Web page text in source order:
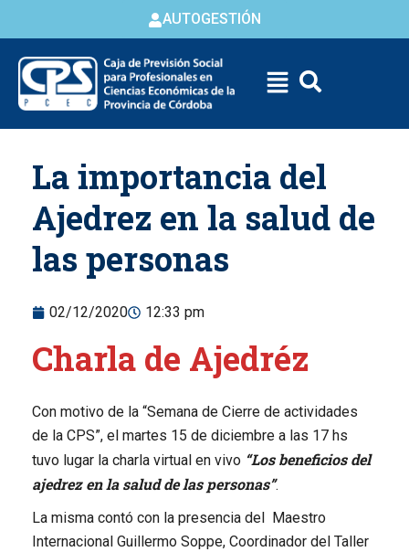
AUTOGESTIÓN
content
La importancia del
Ajedrez en la salud de
las personas
02/12/2020 12:33 pm
Charla de Ajedréz
Con motivo de la “Semana de Cierre de actividades
de la CPS”, el martes 15 de diciembre a las 17 hs
tuvo lugar la charla virtual en vivo “Los beneficios del
ajedrez en la salud de las personas”.
La misma contó con la presencia del Maestro
Internacional Guillermo Soppe, Coordinador del Taller